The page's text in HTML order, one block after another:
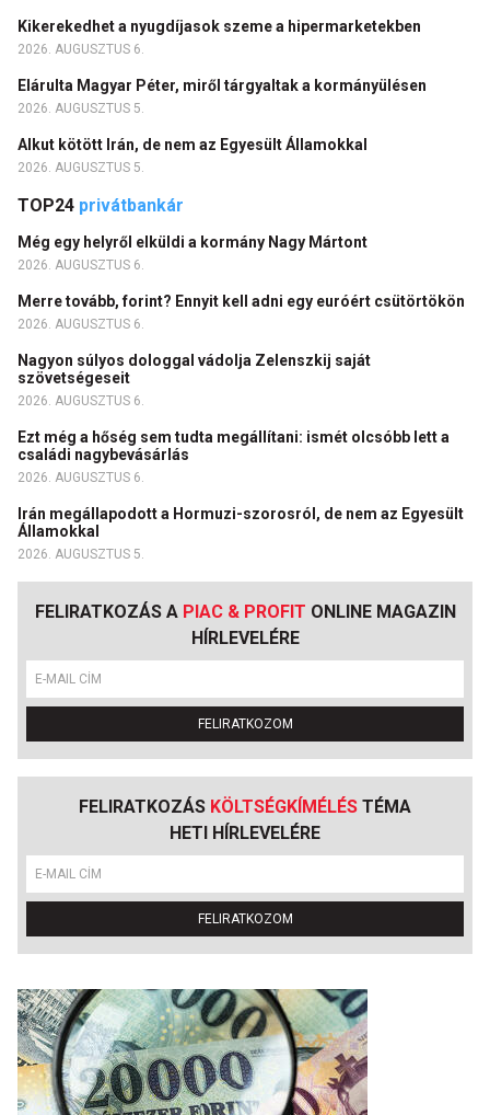
Kikerekedhet a nyugdíjasok szeme a hipermarketekben
2026. AUGUSZTUS 6.
Elárulta Magyar Péter, miről tárgyaltak a kormányülésen
2026. AUGUSZTUS 5.
Alkut kötött Irán, de nem az Egyesült Államokkal
2026. AUGUSZTUS 5.
TOP24 privátbankár
Még egy helyről elküldi a kormány Nagy Mártont
2026. AUGUSZTUS 6.
Merre tovább, forint? Ennyit kell adni egy euróért csütörtökön
2026. AUGUSZTUS 6.
Nagyon súlyos dologgal vádolja Zelenszkij saját
szövetségeseit
2026. AUGUSZTUS 6.
Ezt még a hőség sem tudta megállítani: ismét olcsóbb lett a
családi nagybevásárlás
2026. AUGUSZTUS 6.
Irán megállapodott a Hormuzi-szorosról, de nem az Egyesült
Államokkal
2026. AUGUSZTUS 5.
FELIRATKOZÁS A PIAC & PROFIT ONLINE MAGAZIN
HÍRLEVELÉRE
FELIRATKOZOM
FELIRATKOZÁS KÖLTSÉGKÍMÉLÉS TÉMA
HETI HÍRLEVELÉRE
FELIRATKOZOM